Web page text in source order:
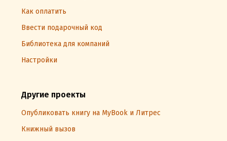
Как оплатить
Ввести подарочный код
Библиотека для компаний
Настройки
Другие проекты
Опубликовать книгу на MyBook и Литрес
Книжный вызов